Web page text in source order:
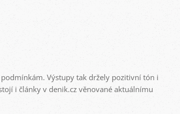
Výstupy tak držely pozitivní tón i
i články v denik.cz věnované aktuálnímu